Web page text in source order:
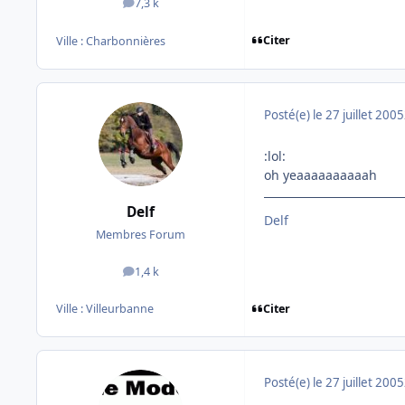
7,3 k
messages
Ville :Charbonnières Citer
Delf
Membres Forum
1,4 k
messages
Ville :Villeurbanne
Posté(e) le 27 juillet 2005
:lol:
oh yeaaaaaaaaaah
Delf
Citer
Posté(e) le 27 juillet 2005